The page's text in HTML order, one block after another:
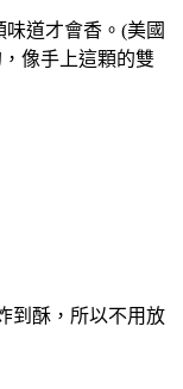
道才會香。(美國
像手上這顆的雙
到酥，所以不用放